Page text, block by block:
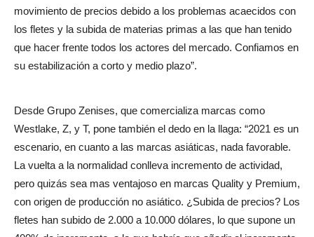
movimiento de precios debido a los problemas acaecidos con
los fletes y la subida de materias primas a las que han tenido
que hacer frente todos los actores del mercado. Confiamos en
su estabilización a corto y medio plazo”.
Desde Grupo Zenises, que comercializa marcas como
Westlake, Z, y T, pone también el dedo en la llaga: “2021 es un
escenario, en cuanto a las marcas asiáticas, nada favorable.
La vuelta a la normalidad conlleva incremento de actividad,
pero quizás sea mas ventajoso en marcas Quality y Premium,
con origen de producción no asiático. ¿Subida de precios? Los
fletes han subido de 2.000 a 10.000 dólares, lo que supone un